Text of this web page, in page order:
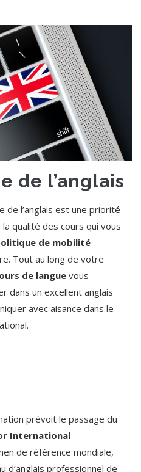
de l’anglais
de l’anglais est une priorité
qualité des cours qui vous
de mobilité
Tout au long de votre
de langue vous
dans un excellent anglais
avec aisance dans le
prévoit le passage du
International
de référence mondiale,
d’anglais professionnel de